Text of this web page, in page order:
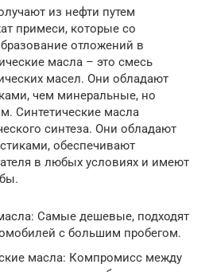
из нефти путем
примеси, которые со
отложений в
масла – это смесь
масел. Они обладают
чем минеральные, но
Синтетические масла
синтеза. Они обладают
обеспечивают
в любых условиях и имеют
Самые дешевые, подходят
с большим пробегом.
масла: Компромисс между